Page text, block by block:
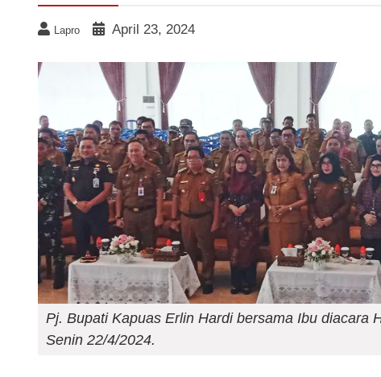
Lapro April 23, 2024
Pj. Bupati Kapuas Erlin Hardi bersama Ibu diacara
Senin 22/4/2024.